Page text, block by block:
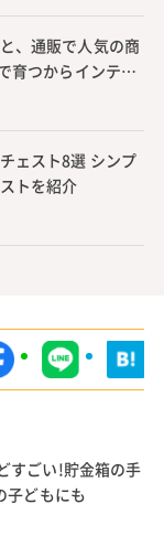
、通販で人気の商
育つからインテリ
な飾り方も紹介
ェスト8選 シンプ
トを紹介
すごい!貯金箱の手
子どもにも